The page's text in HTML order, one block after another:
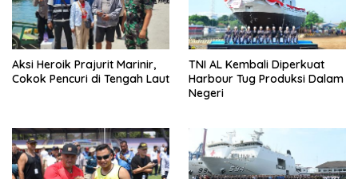
Aksi Heroik Prajurit Marinir,
Cokok Pencuri di Tengah Laut
TNI AL Kembali Diperkuat
Harbour Tug Produksi Dalam
Negeri